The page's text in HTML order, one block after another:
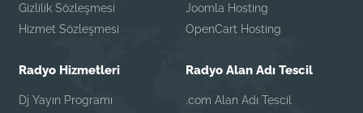
Gizlilik Sözleşmesi
Hizmet Sözleşmesi
Joomla Hosting
OpenCart Hosting
Radyo Hizmetleri
Dj Yayın Programı
Radyo Alan Adı Tescil
.com Alan Adı Tescil